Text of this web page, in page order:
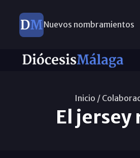
Nuevos nombramientos
Inicio /
El jersey